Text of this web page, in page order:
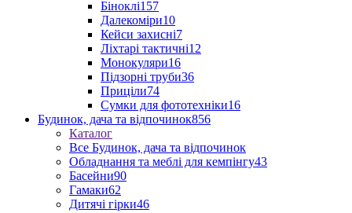
Біноклі157
Далекоміри10
Кейси захисні7
Ліхтарі тактичні12
Монокуляри16
Підзорні труби36
Приціли74
Сумки для фототехніки16
Будинок, дача та відпочинок856
Каталог
Все Будинок, дача та відпочинок
Обладнання та меблі для кемпінгу43
Басейни90
Гамаки62
Дитячі гірки46